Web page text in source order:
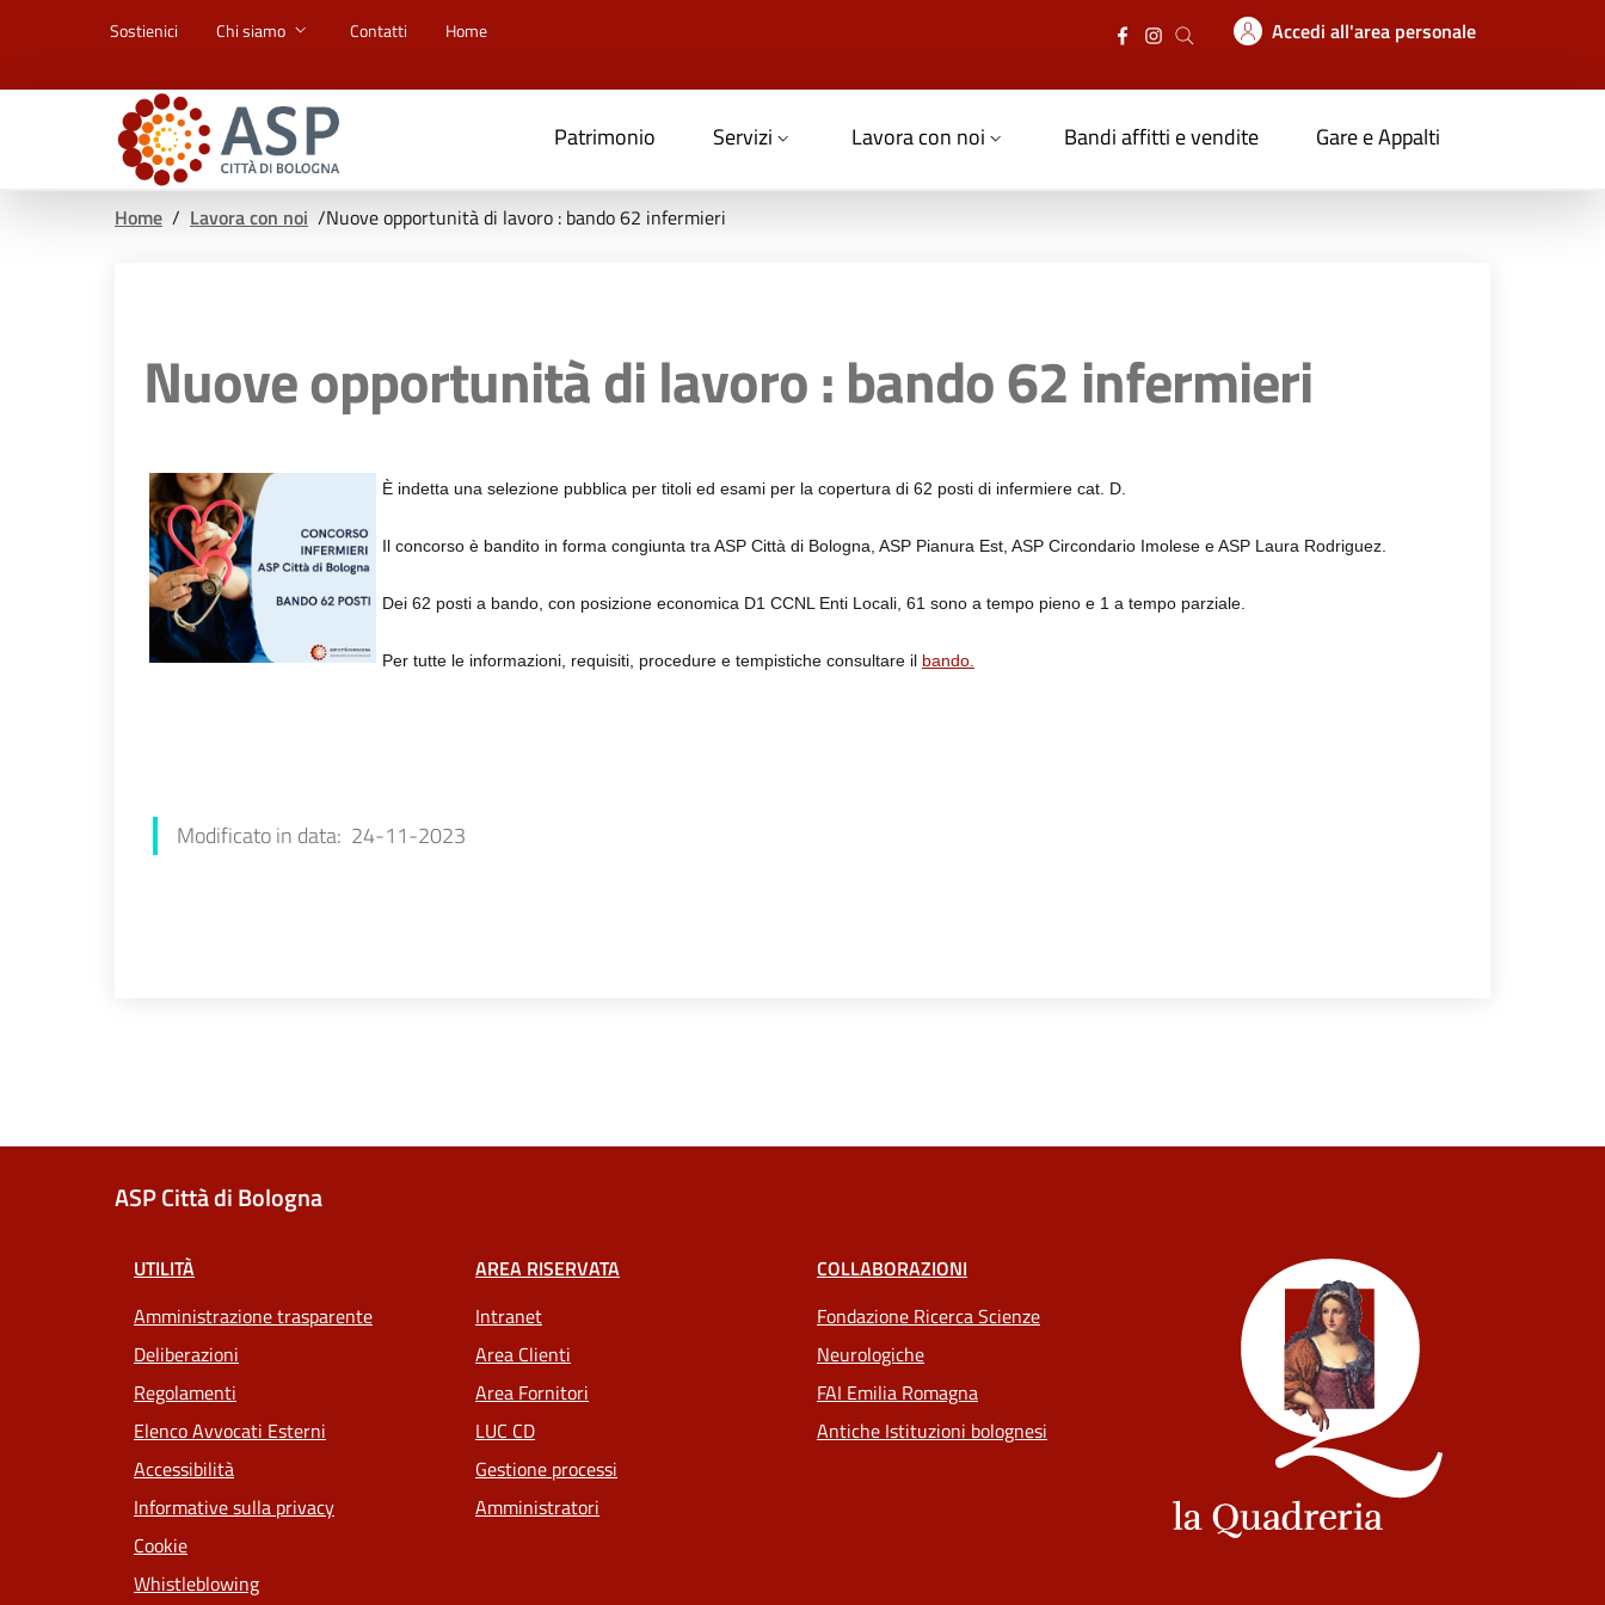
Sostienici Chi siamo Contatti Home Accedi all'area personale
Patrimonio Servizi Lavora con noi Bandi affitti e vendite Gare e Appalti
Home / Lavora con noi /Nuove opportunità di lavoro : bando 62 infermieri
Nuove opportunità di lavoro : bando 62 infermieri
È indetta una selezione pubblica per titoli ed esami per la copertura di 62 posti di infermiere cat. D.
Il concorso è bandito in forma congiunta tra ASP Città di Bologna, ASP Pianura Est, ASP Circondario Imolese e ASP Laura Rodriguez.
Dei 62 posti a bando, con posizione economica D1 CCNL Enti Locali, 61 sono a tempo pieno e 1 a tempo parziale.
Per tutte le informazioni, requisiti, procedure e tempistiche consultare il bando.
Modificato in data: 24-11-2023
ASP Città di Bologna
UTILITÀ
Amministrazione trasparente
Deliberazioni
Regolamenti
Elenco Avvocati Esterni
Accessibilità
Informative sulla privacy
Cookie
Whistleblowing
AREA RISERVATA
Intranet
Area Clienti
Area Fornitori
LUC CD
Gestione processi
Amministratori
COLLABORAZIONI
Fondazione Ricerca Scienze
Neurologiche
FAI Emilia Romagna
Antiche Istituzioni bolognesi